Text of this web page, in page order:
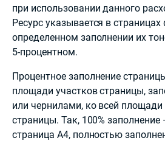
при использовании данного
Ресурс указывается в
определенном заполнении их
5-процентном.
Процентное заполнение
площади участков страницы,
или чернилами, ко всей площади
страницы. Так, 100% заполнение
страница А4, полностью